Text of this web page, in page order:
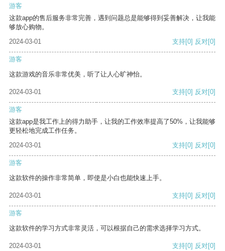
游客
这款app的售后服务非常完善，遇到问题总是能够得到妥善解决，让我能
够放心购物。
2024-03-01
支持[0] 反对[0]
游客
这款游戏的音乐非常优美，听了让人心旷神怡。
2024-03-01 支持[0] 反对[0]
游客
这款app是我工作上的得力助手，让我的工作效率提高了50%，让我能够
更轻松地完成工作任务。
2024-03-01
支持[0] 反对[0]
游客
这款软件的操作非常简单，即使是小白也能快速上手。
2024-03-01 支持[0] 反对[0]
游客
这款软件的学习方式非常灵活，可以根据自己的需求选择学习方式。
2024-03-01 支持[0] 反对[0]